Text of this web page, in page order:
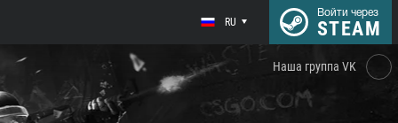
RU
Войти через
STEAM
Наша группа VK